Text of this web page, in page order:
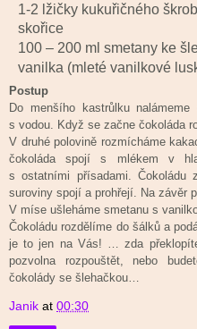
1-2 lžičky kukuřičného
skořice
100 – 200 ml smetany ke
vanilka (mleté vanilkové
Postup
Do menšího kastrůlku
s vodou. Když se začne čokoláda
V druhé polovině rozmícháme
čokoláda spojí s mlékem v
s ostatními přísadami. Čokoládu
suroviny spojí a prohřejí. Na závěr
V míse ušleháme smetanu s
Čokoládu rozdělíme do šálků a
je to jen na Vás! … zda
pozvolna rozpouštět, nebo
čokolády se šlehačkou…
Janik at 00:30